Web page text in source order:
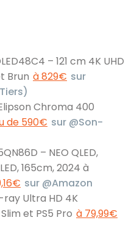
– 121 cm 4K UHD
Brun à 829€ sur
Chroma 400
de 590€ sur @Son-
– NEO QLED,
165cm, 2024 à
sur @Amazon
Ultra HD 4K
et PS5 Pro à 79,99€